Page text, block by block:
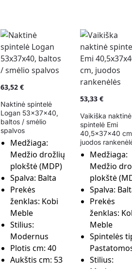
63,52 €
Naktinė spintelė
Logan 53x37x40,
baltos / smėlio
spalvos
Medžiaga:
Medžio drožlių
plokštė (MDP)
Spalva: Balta
Prekės
ženklas: Kobi
Meble
Stilius:
Modernus
Plotis cm: 40
Aukštis cm: 53
53,33 €
Vaikiška naktinė
spintelė Emi
40,5x37x40
juodos
Medžiaga:
Medžio
plokštė
Spalva:
Prekės
ženklas:
Meble
Spintelės
Stilius: